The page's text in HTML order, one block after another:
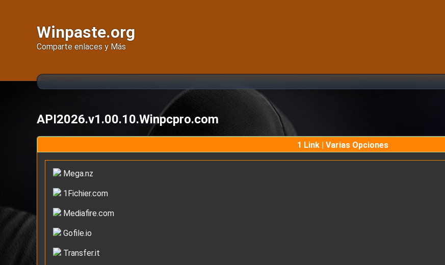
Winpaste.org
Comparte enlaces y Más
API2026.v1.00.10.Winpcpro.com
1 Link | Varias Opciones
Mega.nz
1Fichier.com
Mediafire.com
Gofile.io
Transfer.it